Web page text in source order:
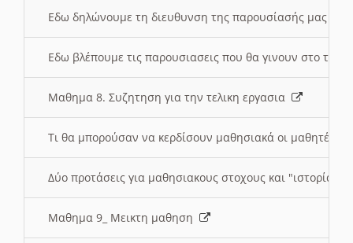
Εδω δηλώνουμε τη διευθυνση της παρουσίασής μας
Εδω βλέπουμε τις παρουσιασεις που θα γινουν στο
Μαθημα 8. Συζητηση για την τελικη εργασια
Τι θα μπορούσαν να κερδίσουν μαθησιακά οι μαθητές/
Δύο προτάσεις για μαθησιακους στοχους και "ιστορία"
Μαθημα 9_ Μεικτη μαθηση